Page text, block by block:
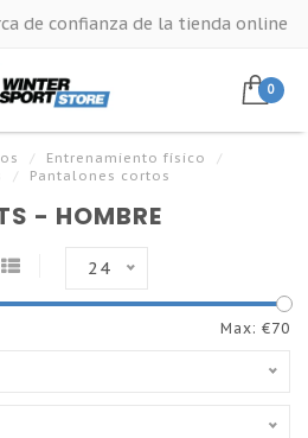
de confianza de la tienda online
0
/ Entrenamiento físico
/
/ Pantalones cortos
- HOMBRE
24
Max: €70